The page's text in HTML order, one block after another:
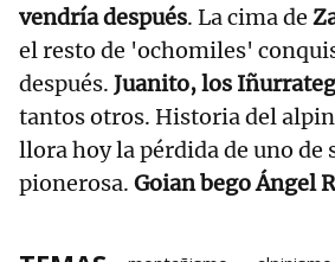
vendría después. La cima de
el resto de 'ochomiles'
después. Juanito, los
tantos otros. Historia del
llora hoy la pérdida de uno de
pionerosa. Goian bego Ángel